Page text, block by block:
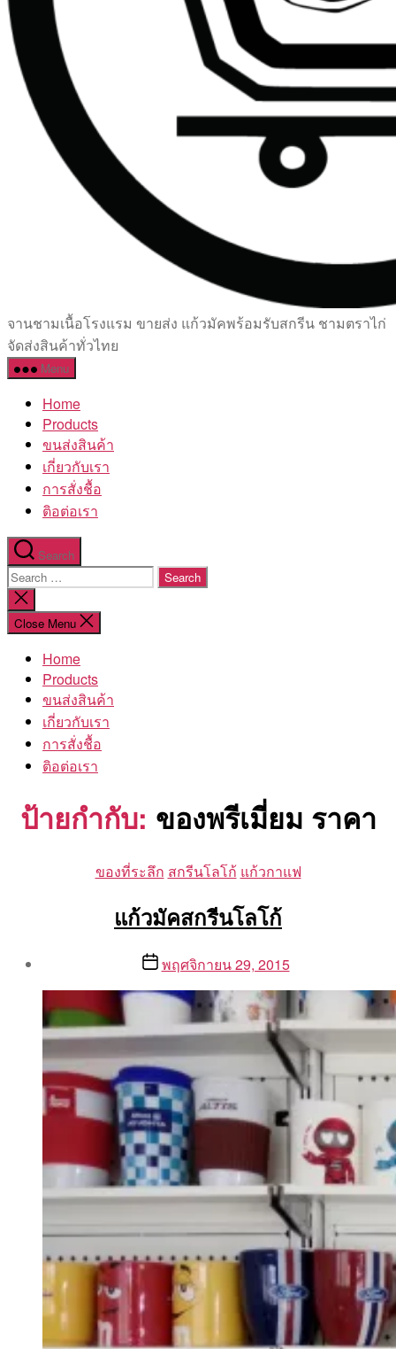
เซรามิค
ครบ
ครัน
โรงงาน
จานชามเนื้อโรงแรม ขายส่ง แก้วมัคพร้อมรับสกรีน ชามตราไก่
จัดส่งสินค้าทั่วไทย
Menu
Home
Products
ขนส่งสินค้า
เกี่ยวกับเรา
การสั่งชื้อ
ติอต่อเรา
Search
Search
for:
Close
search
Close Menu
Home
Products
ขนส่งสินค้า
เกี่ยวกับเรา
การสั่งชื้อ
ติอต่อเรา
ป้ายกำกับ: ของพรีเมี่ยม ราคา
Categories
ของที่ระลึก สกรีนโลโก้ แก้วกาแฟ
แก้วมัคสกรีนโลโก้
By
Aea
Postพฤศจิกายน 29, 2015